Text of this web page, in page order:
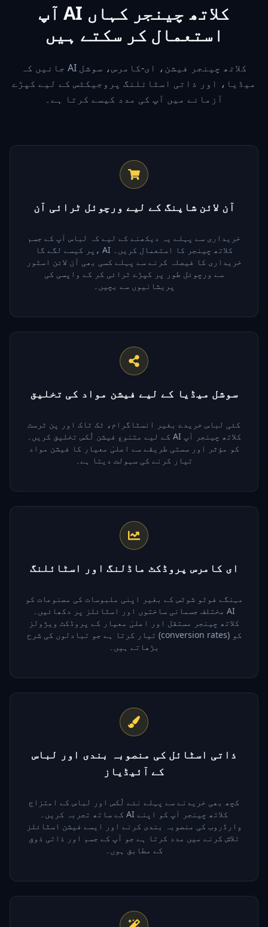
آپ AI کلاتھ چینجر کہاں
استعمال کر سکتے ہیں
جانیں کہ AI کلاتھ چینجر فیشن، ای-کامرس، سوشل
میڈیا، اور ذاتی اسٹائلنگ پروجیکٹس کے لیے کپڑے
آزمانے میں آپ کی مدد کیسے کرتا ہے۔
آن لائن شاپنگ کے لیے ورچوئل ٹرائی آن
خریداری سے پہلے یہ دیکھنے کے لیے کہ لباس آپ کے جسم
پر کیسے لگے گا، AI کلاتھ چینجر کا استعمال کریں۔
خریداری کا فیصلہ کرنے سے پہلے کسی بھی آن لائن اسٹور
سے ورچوئل طور پر کپڑے ٹرائی کر کے واپسی کی
پریشانیوں سے بچیں۔
سوشل میڈیا کے لیے فیشن مواد کی تخلیق
کئی لباس خریدے بغیر انسٹاگرام، ٹک ٹاک اور پن ٹرسٹ
کے لیے متنوع فیشن لُکس تخلیق کریں۔ AI کلاتھ چینجر آپ
کو مؤثر اور سستی طریقے سے اعلیٰ معیار کا فیشن مواد
تیار کرنے کی سہولت دیتا ہے۔
ای کامرس پروڈکٹ ماڈلنگ اور اسٹائلنگ
مہنگے فوٹو شوٹس کے بغیر اپنی ملبوسات کی مصنوعات کو
مختلف جسمانی ساختوں اور اسٹائلز پر دکھائیں۔ AI
کلاتھ چینجر مستقل اور اعلیٰ معیار کے پروڈکٹ ویژولز
تیار کرتا ہے جو تبادلوں کی شرح (conversion rates) کو
بڑھاتے ہیں۔
ذاتی اسٹائل کی منصوبہ بندی اور لباس
کے آئیڈیاز
کچھ بھی خریدنے سے پہلے نئے لُکس اور لباس کے امتزاج
کے ساتھ تجربہ کریں۔ AI کلاتھ چینجر آپ کو اپنے
وارڈروب کی منصوبہ بندی کرنے اور ایسے فیشن اسٹائلز
تلاش کرنے میں مدد کرتا ہے جو آپ کے جسم اور ذاتی ذوق
کے مطابق ہوں۔